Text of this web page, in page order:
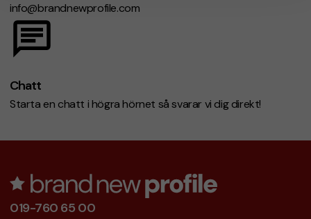
info@brandnewprofile.com
Chatt
Starta en chatt i högra hörnet så svarar vi dig direkt!
019-760 65 00